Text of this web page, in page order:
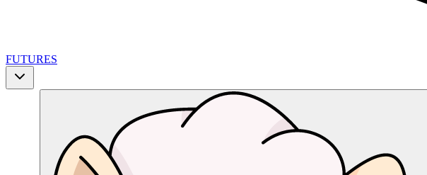
FUTURES